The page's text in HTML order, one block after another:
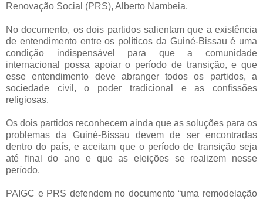
Renovação Social (PRS), Alberto Nambeia.
No documento, os dois partidos salientam que a existência
de entendimento entre os políticos da Guiné-Bissau é uma
condição indispensável para que a comunidade
internacional possa apoiar o período de transição, e que
esse entendimento deve abranger todos os partidos, a
sociedade civil, o poder tradicional e as confissões
religiosas.
Os dois partidos reconhecem ainda que as soluções para os
problemas da Guiné-Bissau devem de ser encontradas
dentro do país, e aceitam que o período de transição seja
até final do ano e que as eleições se realizem nesse
período.
PAIGC e PRS defendem no documento “uma remodelação